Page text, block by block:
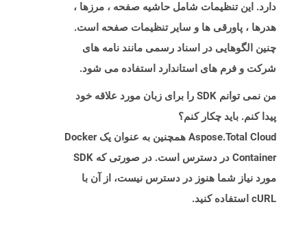
دارد. این تنظیمات شامل حاشیه صفحه ، مرزها ،
هدرها ، پاورقی ها و سایر تنظیمات صفحه است.
چنین الگوهایی در اسناد رسمی مانند نامه های
شرکت و فرم های استاندارد استفاده می شود.
من نمی توانم SDK را برای زبان مورد علاقه خود
پیدا کنم. باید چکار کنم؟
Aspose.Total Cloud همچنین به عنوان یک Docker
Container در دسترس است. در صورتی که SDK
مورد نیاز شما هنوز در دسترس نیست، از آن با
cURL استفاده کنید.